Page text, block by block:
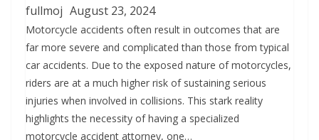
fullmoj August 23, 2024
Motorcycle accidents often result in outcomes that are
far more severe and complicated than those from typical
car accidents. Due to the exposed nature of motorcycles,
riders are at a much higher risk of sustaining serious
injuries when involved in collisions. This stark reality
highlights the necessity of having a specialized
motorcycle accident attorney, one…